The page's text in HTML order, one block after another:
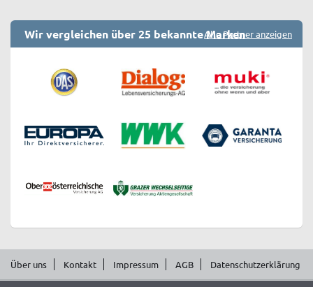
Wir vergleichen über 25 bekannte MarkenAlle Partner anzeigen
Über uns Kontakt Impressum AGB Datenschutzerklärung